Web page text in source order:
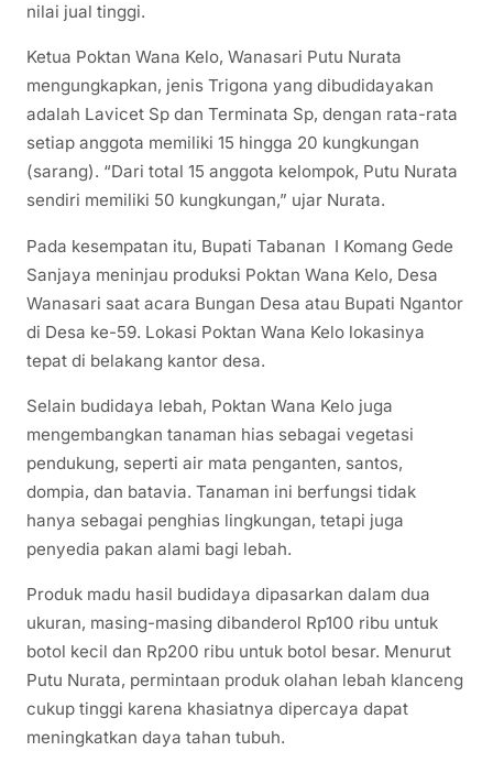
nilai jual tinggi.
Ketua Poktan Wana Kelo, Wanasari Putu Nurata
mengungkapkan, jenis Trigona yang dibudidayakan
adalah Lavicet Sp dan Terminata Sp, dengan rata-rata
setiap anggota memiliki 15 hingga 20 kungkungan
(sarang). “Dari total 15 anggota kelompok, Putu Nurata
sendiri memiliki 50 kungkungan,” ujar Nurata.
Pada kesempatan itu, Bupati Tabanan I Komang Gede
Sanjaya meninjau produksi Poktan Wana Kelo, Desa
Wanasari saat acara Bungan Desa atau Bupati Ngantor
di Desa ke-59. Lokasi Poktan Wana Kelo lokasinya
tepat di belakang kantor desa.
Selain budidaya lebah, Poktan Wana Kelo juga
mengembangkan tanaman hias sebagai vegetasi
pendukung, seperti air mata penganten, santos,
dompia, dan batavia. Tanaman ini berfungsi tidak
hanya sebagai penghias lingkungan, tetapi juga
penyedia pakan alami bagi lebah.
Produk madu hasil budidaya dipasarkan dalam dua
ukuran, masing-masing dibanderol Rp100 ribu untuk
botol kecil dan Rp200 ribu untuk botol besar. Menurut
Putu Nurata, permintaan produk olahan lebah klanceng
cukup tinggi karena khasiatnya dipercaya dapat
meningkatkan daya tahan tubuh.